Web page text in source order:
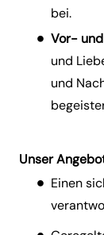
bei.
Vor-
und
und
Unser
Einen